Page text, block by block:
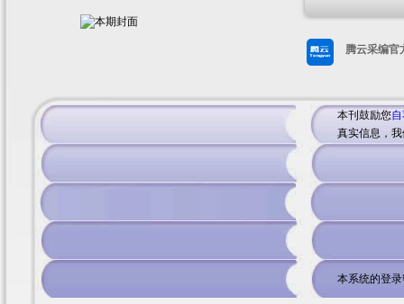
腾云采编官
本刊鼓励您
真实信息，
本系统的登